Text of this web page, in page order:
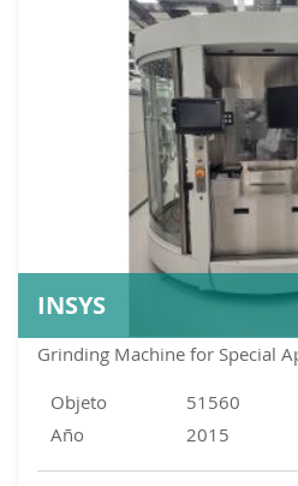
Grinding Machine for Special
INSYS
Objeto
51560
Año
2015